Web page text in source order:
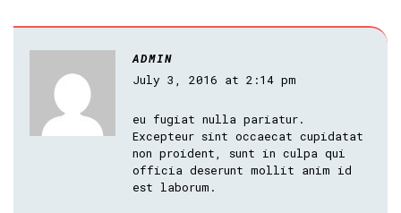
ADMIN
July 3, 2016 at 2:14 pm
eu fugiat nulla pariatur.
Excepteur sint occaecat cupidatat
non proident, sunt in culpa qui
officia deserunt mollit anim id
est laborum.